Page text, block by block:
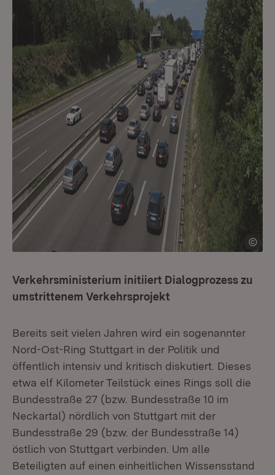
Verkehrsministerium initiiert Dialogprozess zu
umstrittenem Verkehrsprojekt
Bereits seit vielen Jahren wird ein sogenannter
Nord-Ost-Ring Stuttgart in der Politik und
öffentlich intensiv und kritisch diskutiert. Dieses
etwa elf Kilometer Teilstück eines Rings soll die
Bundesstraße 27 (bzw. Bundesstraße 10 im
Neckartal) nördlich von Stuttgart mit der
Bundesstraße 29 (bzw. der Bundesstraße 14)
östlich von Stuttgart verbinden. Um alle
Beteiligten auf einen einheitlichen Wissensstand